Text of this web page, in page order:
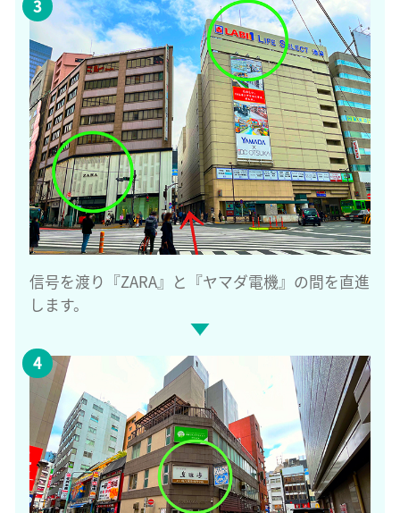
信号を渡り『ZARA』と『ヤマダ電機』の間を直進
します。